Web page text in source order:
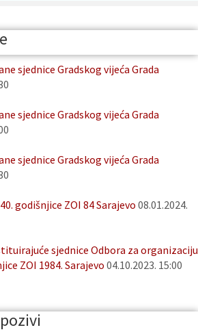
sjednice Gradskog vijeća Grada
sjednice Gradskog vijeća Grada
sjednice Gradskog vijeća Grada
godišnjice ZOI 84 Sarajevo 08.01.2024.
sjednice Odbora za organizaciju
ZOI 1984. Sarajevo 04.10.2023. 15:00